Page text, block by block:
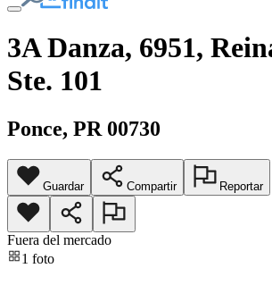
3A Danza, 6951,
Ste. 101
Ponce, PR 00730
Guardar Compartir Reportar
Fuera del mercado
1 foto